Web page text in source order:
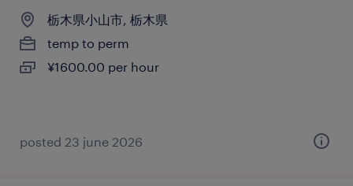
栃木県小山市, 栃木県
temp to perm
¥1600.00 per hour
posted 23 june 2026